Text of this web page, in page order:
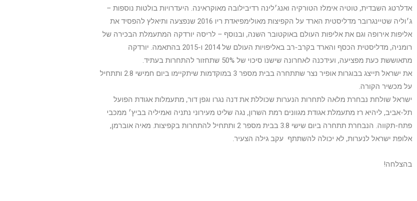
אדלרטג השבדית, טוטיה אימלז הטורקיה ואנג׳לינה רדיבילובה מאוקראינה. היעדרויות בולטות נוספות –
ג׳וליה שטיינגרובר מדליסטית הארד על הקפיצות מאולימפיאדת ריו 2016 שנפצעה ותיאלץ להפסיד את
אליפות אירופה וגם את אליפות העולם באוקטובר השנה, ובנוסף – לריסה יורדקה המתעמלת הבכירה של
רומניה, מדליסטית הכסף והארד בקרב-רב באליפויות העולם של 2014 ו-2015 בהתאמה. יורדקה
מתאוששת כעת מפציעה, ועידכנה לאחרונה שישנו סיכוי של 50% שתחזור להתחרות בעתיד.
את ישראל תייצג בבוגרות אופיר נצר שתתחרה בבית מספר 3 במוקדמות שיתקיימו ביום חמישי 2.8 ותתחיל
על מכשיר הקורה.
ישראל שולחת נבחרת מלאה לתחרות הנערות שכוללת את דנה נגרו וגפן דור, מתעמלות אגודת הפועל
תל-אביב, ליהיא רז מתעמלת אגודת מגוונים רמת השרון, נגה שליט מעירוני נתניה ואמיליה בביץ׳ ממכבי
פתח-תקווה. הנבחרת תתחרה ביום שישי 3.8 בבית מספר 2 ותתחיל להתחרות בקפיצות. מאיה אוברמן,
אלופת ישראל לנערות, לא יכולה להשתתף עקב גילה הצעיר.
בהצלחה!